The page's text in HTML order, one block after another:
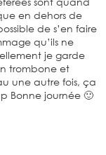
en dehors de
de s’en faire
qu’ils ne
je garde
trombone et
une autre fois, ça
Bonne journée 🙂